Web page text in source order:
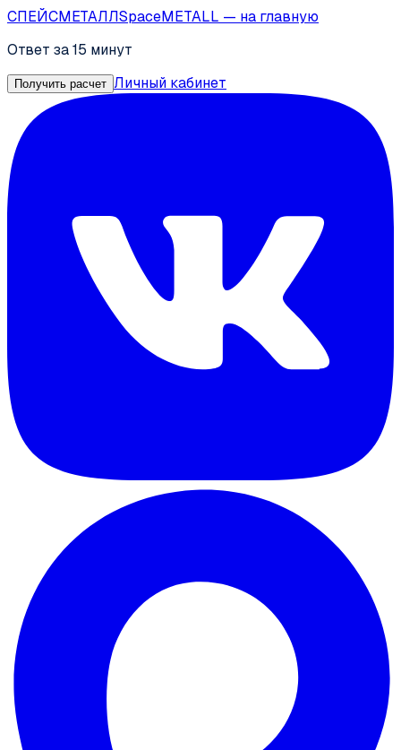
СПЕЙСМЕТАЛЛSpaceMETALL — на главную
Ответ за 15 минут
Получить расчет Личный кабинет